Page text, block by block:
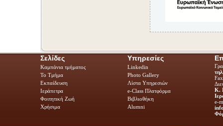
Σελίδες
Καμπάνια τμήματος
Το Τμήμα
Εκπαίδευση
Ιεράπετρα
Φοιτητική Ζωή
Χρήσιμα
Υπηρεσίες
Linkedin
Photo Gallery
Λίστα Υπηρεσιών
e-Class Πλατφόρμα
Βιβλιοθήκη
Alumni
Κ.
e-